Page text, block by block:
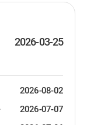
2026-03-25
2026-08-02
2026-07-07
더
보